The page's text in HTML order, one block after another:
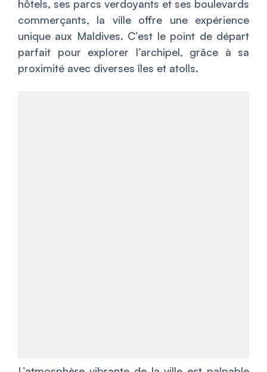
hôtels, ses parcs verdoyants et ses boulevards
commerçants, la ville offre une expérience
unique aux Maldives. C’est le point de départ
parfait pour explorer l’archipel, grâce à sa
proximité avec diverses îles et atolls.